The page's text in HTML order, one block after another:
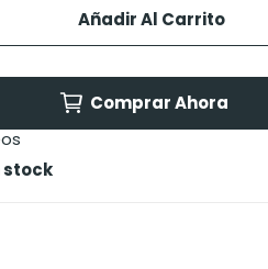
Añadir Al Carrito
Comprar Ahora
stock